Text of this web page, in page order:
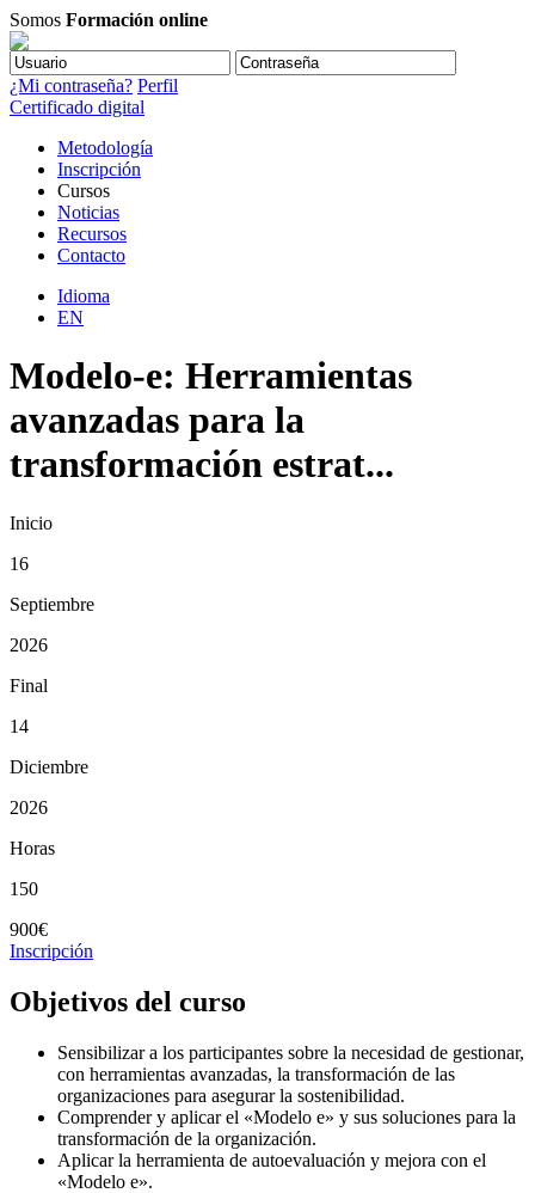
Somos Formación online
¿Mi contraseña? Perfil
Certificado digital
Metodología
Inscripción
Cursos
Noticias
Recursos
Contacto
Idioma
EN
Modelo-e: Herramientas
avanzadas para la
transformación estrat...
Inicio
16
Septiembre
2026
Final
14
Diciembre
2026
Horas
150
900€
Inscripción
Objetivos del curso
Sensibilizar a los participantes sobre la necesidad de gestionar,
con herramientas avanzadas, la transformación de las
organizaciones para asegurar la sostenibilidad.
Comprender y aplicar el «Modelo e» y sus soluciones para la
transformación de la organización.
Aplicar la herramienta de autoevaluación y mejora con el
«Modelo e».